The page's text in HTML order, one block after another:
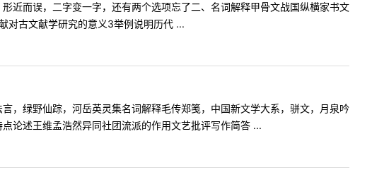
近而误，二字变一字，还有两个选项忘了二、名词解释甲骨文战国纵横家书文
对古文献学研究的意义3举例说明历代 ...
，绿野仙踪，河岳英灵集名词解释毛传郑笺，中国新文学大系，骈文，月泉吟
论述王维孟浩然异同社团流派的作用文艺批评写作简答 ...